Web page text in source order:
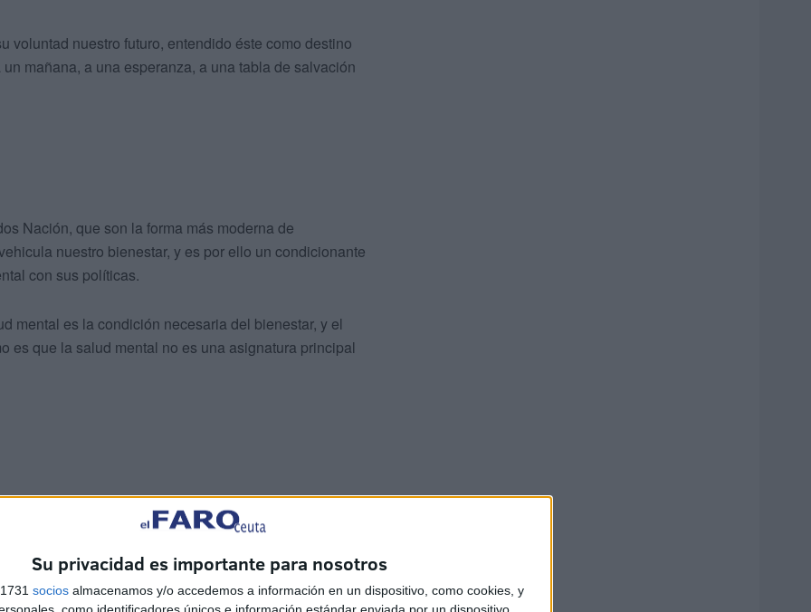
Su privacidad es importante para nosotros
socios almacenamos y/o accedemos a información en un dispositivo, como cookies, y
voluntad nuestro futuro, entendido éste como destino
mañana, a una esperanza, a una tabla de salvación
Nación, que son la forma más moderna de
nuestro bienestar, y es por ello un condicionante
con sus políticas.
mental es la condición necesaria del bienestar, y el
es que la salud mental no es una asignatura principal
nos advierte de la lejanía, nuestra ciudad,
de la inquietud: ¿qué puede hacer Ceuta, mundo